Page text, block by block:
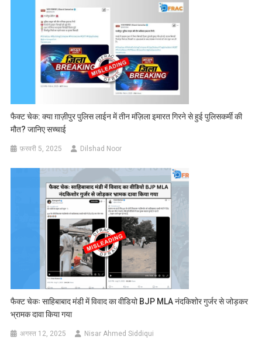
फैक्ट चेक: क्या ग़ाज़ीपुर पुलिस लाईन में तीन मंज़िला इमारत गिरने से हुई पुलिसकर्मी की
मौत? जानिए सच्चाई
फ़रवरी 5, 2025 Dilshad Noor
फैक्ट चेकः साहिबाबाद मंडी में विवाद का वीडियो BJP MLA नंदकिशोर गुर्जर से जोड़कर
भ्रामक दावा किया गया
अगस्त 12, 2025 Nisar Ahmed Siddiqui